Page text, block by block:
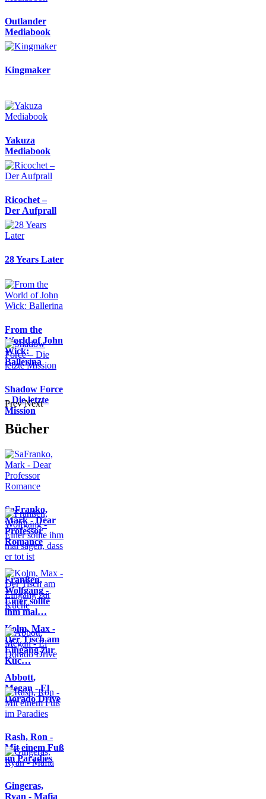
Outlander
Mediabook
Kingmaker
Yakuza
Mediabook
Ricochet –
Der Aufprall
28 Years Later
From the
World of John
Wick:
Ballerina
Shadow Force
– Die letzte
Mission
Prev Next
Bücher
SaFranko,
Mark - Dear
Professor
Romance
Franßen,
Wolfgang -
Einer sollte
ihm mal…
Kolm, Max -
Der Tisch am
Eingang zur
Küc…
Abbott,
Megan - El
Dorado Drive
Rash, Ron -
Mit einem Fuß
im Paradies
Gingeras,
Ryan - Mafia